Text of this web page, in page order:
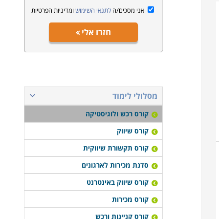
אני מסכים/הלתנאי השימוש ומדיניות הפרטיות
חזרו אלי
מסלולי לימוד
קורס רכש ולוגיסטיקה
קורס שיווק
קורס תקשורת שיווקית
סדנת מכירות לארגונים
קורס שיווק באינטרנט
קורס מכירות
קורס קניינות ורכש